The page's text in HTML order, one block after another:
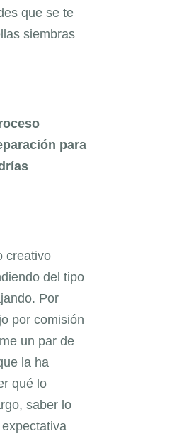
que se te
siembras
para
creativo
del tipo
Por
por comisión
un par de
la ha
qué lo
saber lo